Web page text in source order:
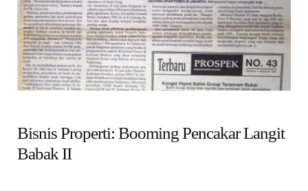
child
menu
Alamat
Rekening
Bisnis Properti: Booming Pencakar Langit
Babak II